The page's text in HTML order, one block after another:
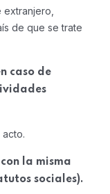
de que se trate
caso de
la misma
sociales).